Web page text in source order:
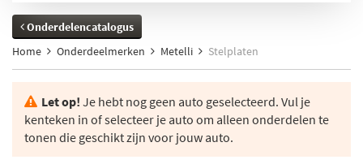
Onderdelencatalogus
Home
Onderdeelmerken Metelli Stelplaten
Let op! Je hebt nog geen auto geselecteerd. Vul je
kenteken in of selecteer je auto om alleen onderdelen te
tonen die geschikt zijn voor jouw auto.